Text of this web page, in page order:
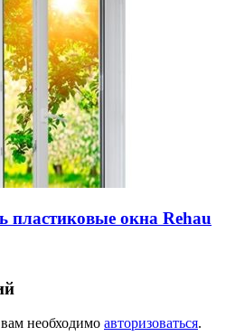
пластиковые окна Rehau
необходимо авторизоваться.